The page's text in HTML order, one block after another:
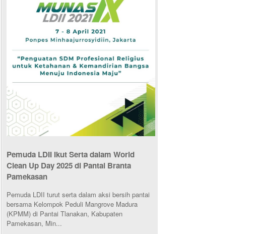
Pemuda LDII Ikut Serta dalam World
Clean Up Day 2025 di Pantai Branta
Pamekasan
Pemuda LDII turut serta dalam aksi bersih pantai
bersama Kelompok Peduli Mangrove Madura
(KPMM) di Pantai Tlanakan, Kabupaten
Pamekasan, Min...